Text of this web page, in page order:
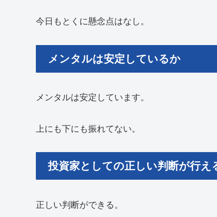
今日もとくに懸念点はなし。
メンタルは安定しているか
メンタルは安定しています。
上にも下にも振れてない。
投資家としての正しい判断が行え
正しい判断ができる。